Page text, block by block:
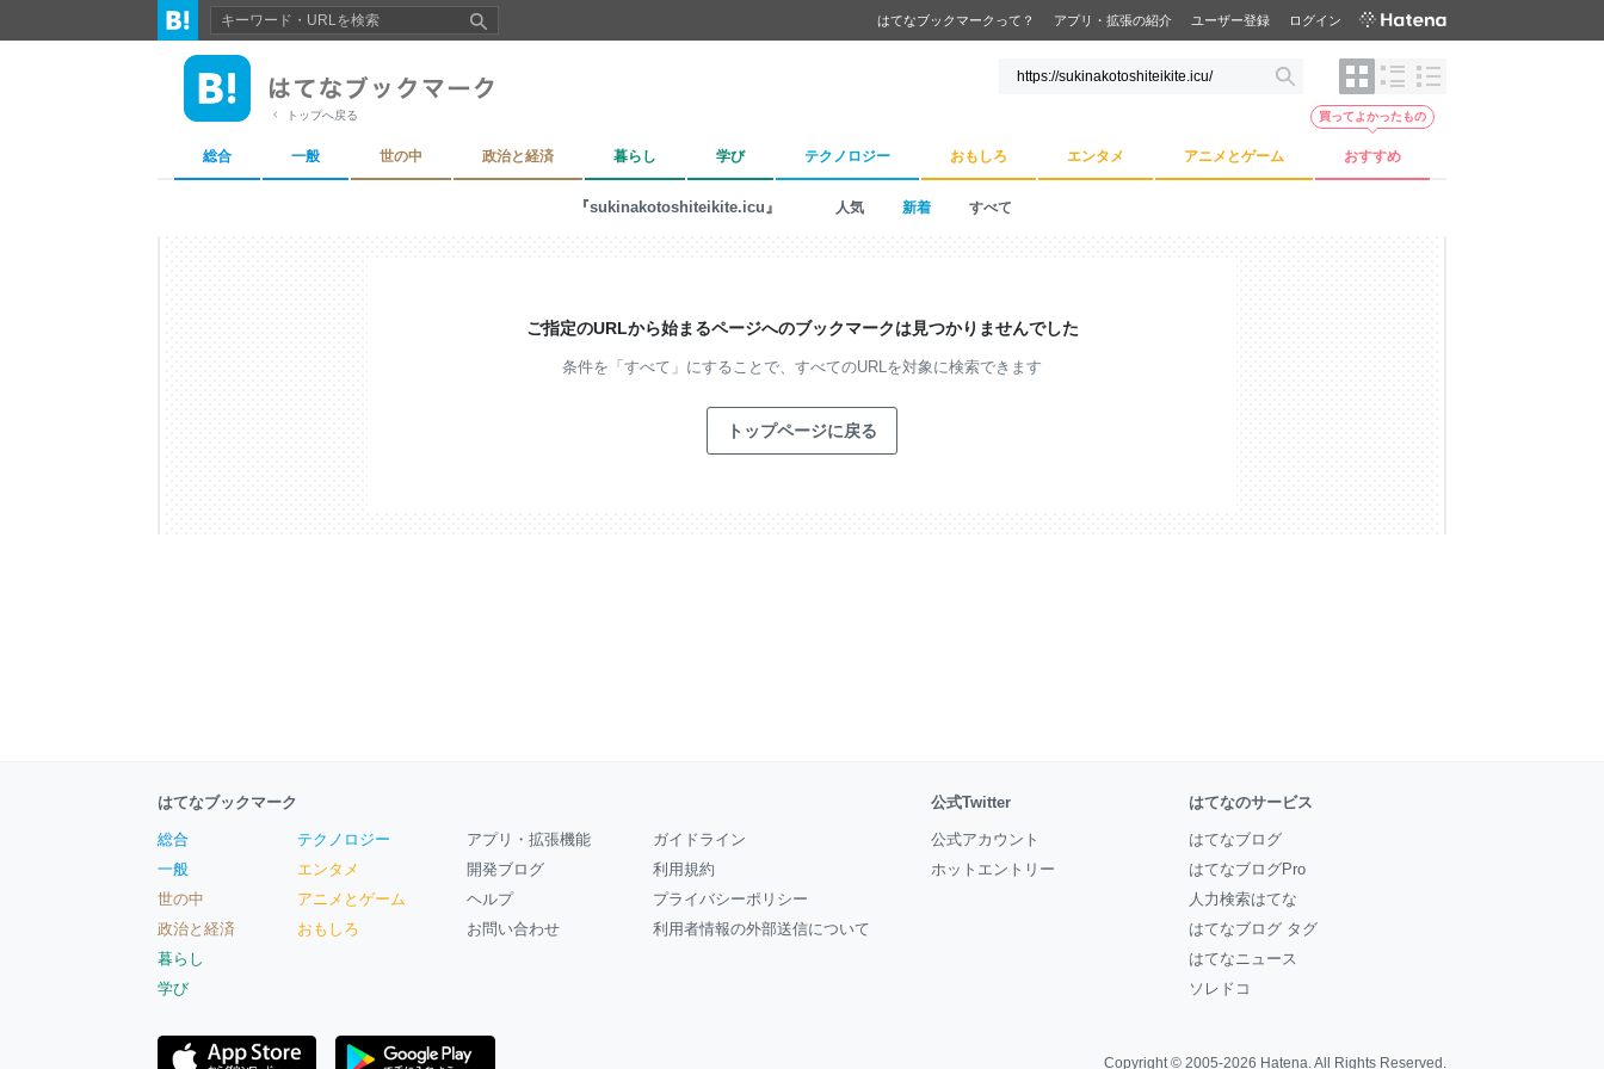
はてなブックマークって？ アプリ・拡張の紹介 ユーザー登録 ログイン
トップへ戻る
総合 一般 世の中 政治と経済 暮らし 学び テクノロジー おもしろ エンタメ アニメとゲーム おすすめ
買ってよかったもの
『sukinakotoshiteikite.icu』 人気 新着 すべて
ご指定のURLから始まるページへのブックマークは見つかりませんでした
条件を「すべて」にすることで、 すべてのURLを対象に検索できます
トップページに戻る
はてなブックマーク
総合
一般
世の中
政治と経済
暮らし
学び
テクノロジー
エンタメ
アニメとゲーム
おもしろ
アプリ・拡張機能
開発ブログ
ヘルプ
お問い合わせ
ガイドライン
利用規約
プライバシーポリシー
利用者情報の外部送信について
公式Twitter
公式アカウント
ホットエントリー
はてなのサービス
はてなブログ
はてなブログPro
人力検索はてな
はてなブログ タグ
はてなニュース
ソレドコ
Copyright © 2005-2026 Hatena. All Rights Reserved.